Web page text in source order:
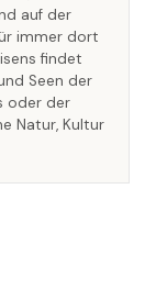
auf der
immer dort
findet
Seen der
oder der
Natur, Kultur